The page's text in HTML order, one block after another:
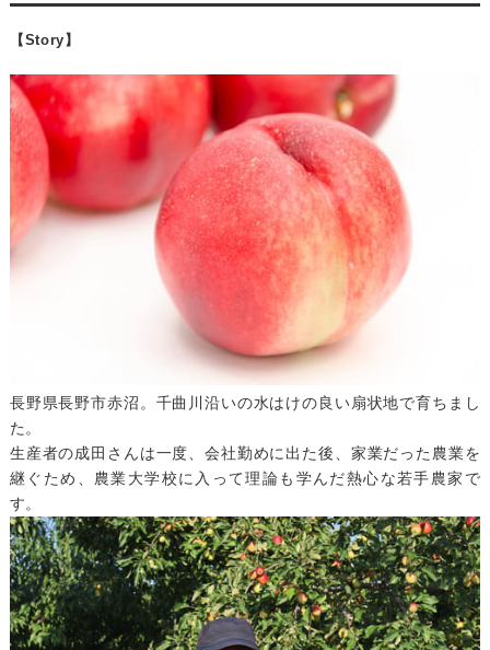
【Story】
長野県長野市赤沼。千曲川沿いの水はけの良い扇状地で育ちまし
た。
生産者の成田さんは一度、会社勤めに出た後、家業だった農業を
継ぐため、農業大学校に入って理論も学んだ熱心な若手農家で
す。